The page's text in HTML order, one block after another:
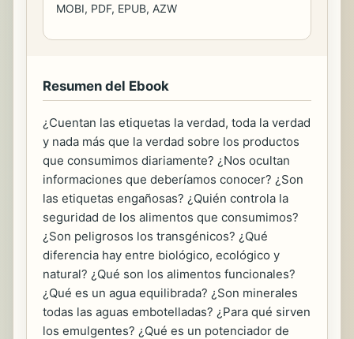
MOBI, PDF, EPUB, AZW
Resumen del Ebook
¿Cuentan las etiquetas la verdad, toda la verdad
y nada más que la verdad sobre los productos
que consumimos diariamente? ¿Nos ocultan
informaciones que deberíamos conocer? ¿Son
las etiquetas engañosas? ¿Quién controla la
seguridad de los alimentos que consumimos?
¿Son peligrosos los transgénicos? ¿Qué
diferencia hay entre biológico, ecológico y
natural? ¿Qué son los alimentos funcionales?
¿Qué es un agua equilibrada? ¿Son minerales
todas las aguas embotelladas? ¿Para qué sirven
los emulgentes? ¿Qué es un potenciador de